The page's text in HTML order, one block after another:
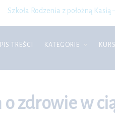
Szkoła Rodzenia z położną
TREŚCI KATEGORIE
zdrowie w